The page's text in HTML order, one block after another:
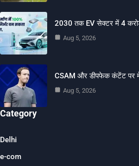
2030 तक EV सेक्टर में 4
Aug 5, 2026
CSAM और डीपफेक कंटेंट पर
Aug 5, 2026
Category
Delhi
e-com